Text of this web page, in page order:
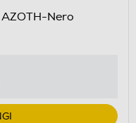
Nero